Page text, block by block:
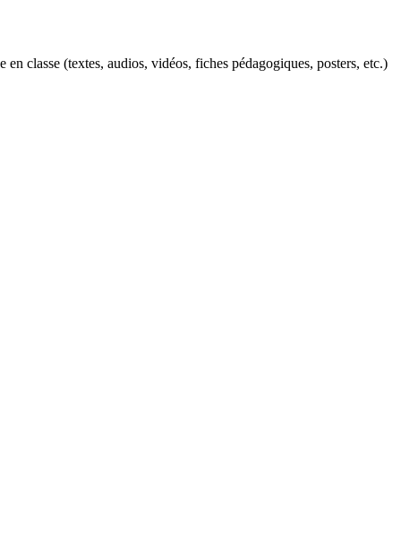
classe (textes, audios, vidéos, fiches pédagogiques, posters, etc.)